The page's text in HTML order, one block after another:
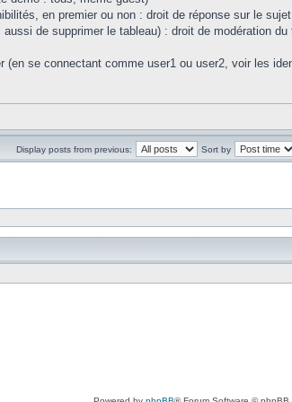
en premier ou non : droit de réponse sur le
de supprimer le tableau) : droit de modération
(en se connectant comme user1 ou user2, voir les
Display posts from previous: Sort by